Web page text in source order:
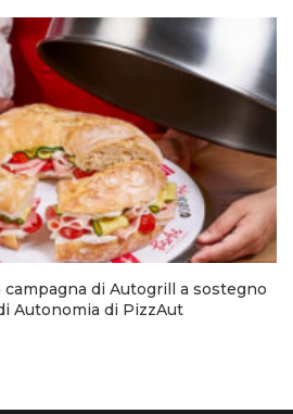
di Autogrill a sostegno
Autonomia di PizzAut